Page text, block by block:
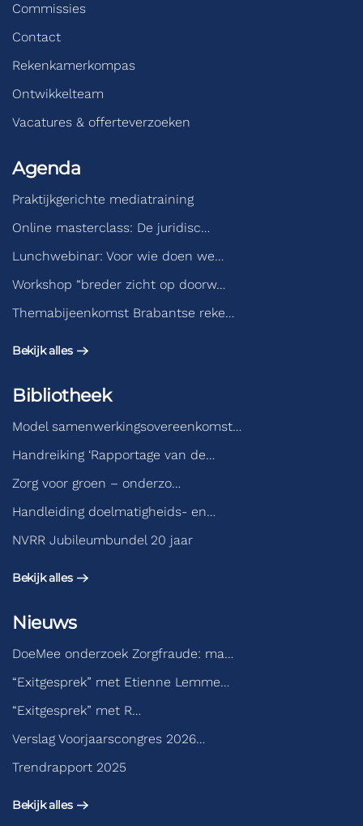
Commissies
Contact
Rekenkamerkompas
Ontwikkelteam
Vacatures & offerteverzoeken
Agenda
Praktijkgerichte mediatraining
Online masterclass: De juridisc…
Lunchwebinar: Voor wie doen we…
Workshop “breder zicht op doorw…
Themabijeenkomst Brabantse reke…
Bekijk alles
Bibliotheek
Model samenwerkingsovereenkomst…
Handreiking ‘Rapportage van de…
Zorg voor groen – onderzo…
Handleiding doelmatigheids- en…
NVRR Jubileumbundel 20 jaar
Bekijk alles
Nieuws
DoeMee onderzoek Zorgfraude: ma…
“Exitgesprek” met Etienne Lemme…
“Exitgesprek” met R…
Verslag Voorjaarscongres 2026…
Trendrapport 2025
Bekijk alles